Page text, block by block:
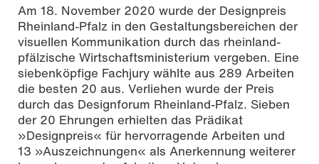
Am 18. November 2020 wurde der Designpreis
Rheinland-Pfalz in den Gestaltungsbereichen der
visuellen Kommunikation durch das rheinland-
pfälzische Wirtschaftsministerium vergeben. Eine
siebenköpfige Fachjury wählte aus 289 Arbeiten
die besten 20 aus. Verliehen wurde der Preis
durch das Designforum Rheinland-Pfalz. Sieben
der 20 Ehrungen erhielten das Prädikat
»Designpreis« für hervorragende Arbeiten und
13 »Auszeichnungen« als Anerkennung weiterer